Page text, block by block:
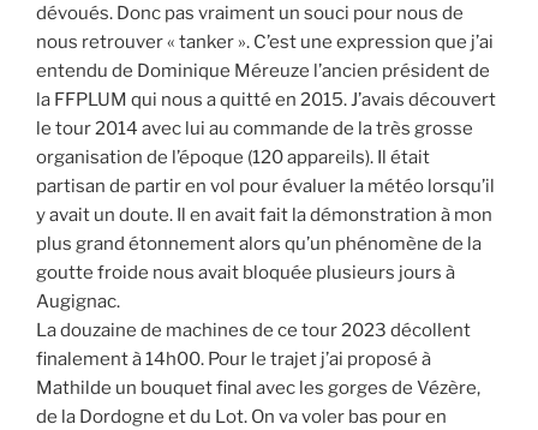
dévoués. Donc pas vraiment un souci pour nous de
nous retrouver « tanker ». C’est une expression que j’ai
entendu de Dominique Méreuze l’ancien président de
la FFPLUM qui nous a quitté en 2015. J’avais découvert
le tour 2014 avec lui au commande de la très grosse
organisation de l’époque (120 appareils). Il était
partisan de partir en vol pour évaluer la météo lorsqu’il
y avait un doute. Il en avait fait la démonstration à mon
plus grand étonnement alors qu’un phénomène de la
goutte froide nous avait bloquée plusieurs jours à
Augignac.
La douzaine de machines de ce tour 2023 décollent
finalement à 14h00. Pour le trajet j’ai proposé à
Mathilde un bouquet final avec les gorges de Vézère,
de la Dordogne et du Lot. On va voler bas pour en